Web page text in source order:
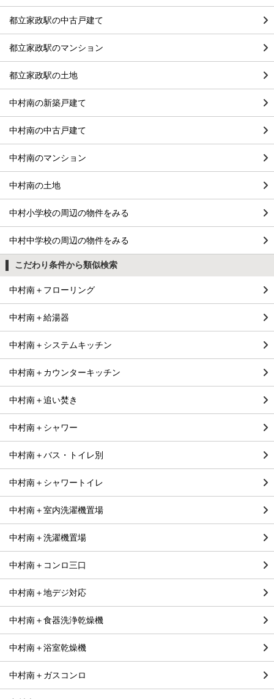
都立家政駅の中古戸建て
都立家政駅のマンション
都立家政駅の土地
中村南の新築戸建て
中村南の中古戸建て
中村南のマンション
中村南の土地
中村小学校の周辺の物件をみる
中村中学校の周辺の物件をみる
こだわり条件から類似検索
中村南＋フローリング
中村南＋給湯器
中村南＋システムキッチン
中村南＋カウンターキッチン
中村南＋追い焚き
中村南＋シャワー
中村南＋バス・トイレ別
中村南＋シャワートイレ
中村南＋室内洗濯機置場
中村南＋洗濯機置場
中村南＋コンロ三口
中村南＋地デジ対応
中村南＋食器洗浄乾燥機
中村南＋浴室乾燥機
中村南＋ガスコンロ